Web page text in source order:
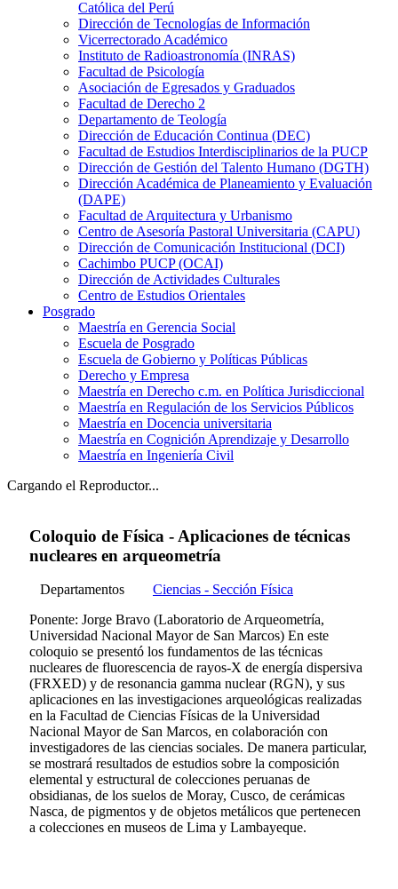
Católica del Perú
Dirección de Tecnologías de Información
Vicerrectorado Académico
Instituto de Radioastronomía (INRAS)
Facultad de Psicología
Asociación de Egresados y Graduados
Facultad de Derecho 2
Departamento de Teología
Dirección de Educación Continua (DEC)
Facultad de Estudios Interdisciplinarios de la PUCP
Dirección de Gestión del Talento Humano (DGTH)
Dirección Académica de Planeamiento y Evaluación
(DAPE)
Facultad de Arquitectura y Urbanismo
Centro de Asesoría Pastoral Universitaria (CAPU)
Dirección de Comunicación Institucional (DCI)
Cachimbo PUCP (OCAI)
Dirección de Actividades Culturales
Centro de Estudios Orientales
Posgrado
Maestría en Gerencia Social
Escuela de Posgrado
Escuela de Gobierno y Políticas Públicas
Derecho y Empresa
Maestría en Derecho c.m. en Política Jurisdiccional
Maestría en Regulación de los Servicios Públicos
Maestría en Docencia universitaria
Maestría en Cognición Aprendizaje y Desarrollo
Maestría en Ingeniería Civil
Cargando el Reproductor...
Coloquio de Física - Aplicaciones de técnicas
nucleares en arqueometría
Departamentos
Ciencias - Sección Física
Ponente: Jorge Bravo (Laboratorio de Arqueometría,
Universidad Nacional Mayor de San Marcos) En este
coloquio se presentó los fundamentos de las técnicas
nucleares de fluorescencia de rayos-X de energía dispersiva
(FRXED) y de resonancia gamma nuclear (RGN), y sus
aplicaciones en las investigaciones arqueológicas realizadas
en la Facultad de Ciencias Físicas de la Universidad
Nacional Mayor de San Marcos, en colaboración con
investigadores de las ciencias sociales. De manera particular,
se mostrará resultados de estudios sobre la composición
elemental y estructural de colecciones peruanas de
obsidianas, de los suelos de Moray, Cusco, de cerámicas
Nasca, de pigmentos y de objetos metálicos que pertenecen
a colecciones en museos de Lima y Lambayeque.